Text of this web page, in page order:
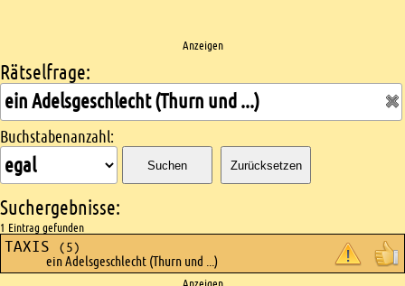
Anzeigen
Kreuzworträtsel suchen
Rätselfrage:
Buchstabenanzahl:
Suchen Zurücksetzen
Suchergebnisse:
1 Eintrag gefunden
TAXIS (5)
ein Adelsgeschlecht (Thurn und ...)